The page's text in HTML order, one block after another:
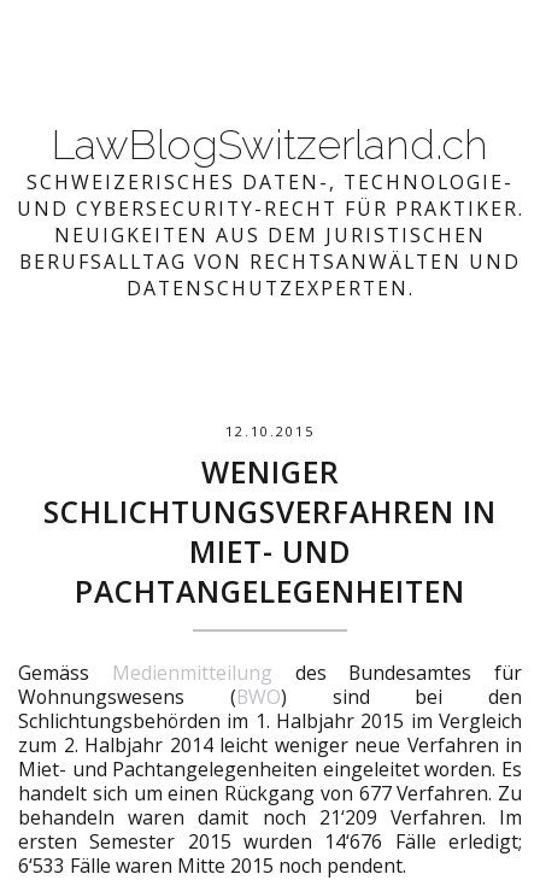
LawBlogSwitzerland.ch
SCHWEIZERISCHES DATEN-, TECHNOLOGIE-
UND CYBERSECURITY-RECHT FÜR PRAKTIKER.
NEUIGKEITEN AUS DEM JURISTISCHEN
BERUFSALLTAG VON RECHTSANWÄLTEN UND
DATENSCHUTZEXPERTEN.
12.10.2015
WENIGER
SCHLICHTUNGSVERFAHREN IN
MIET- UND
PACHTANGELEGENHEITEN
Gemäss Medienmitteilung des Bundesamtes für
Wohnungswesens (BWO) sind bei den
Schlichtungsbehörden im 1. Halbjahr 2015 im Vergleich
zum 2. Halbjahr 2014 leicht weniger neue Verfahren in
Miet- und Pachtangelegenheiten eingeleitet worden. Es
handelt sich um einen Rückgang von 677 Verfahren. Zu
behandeln waren damit noch 21‘209 Verfahren. Im
ersten Semester 2015 wurden 14‘676 Fälle erledigt;
6‘533 Fälle waren Mitte 2015 noch pendent.